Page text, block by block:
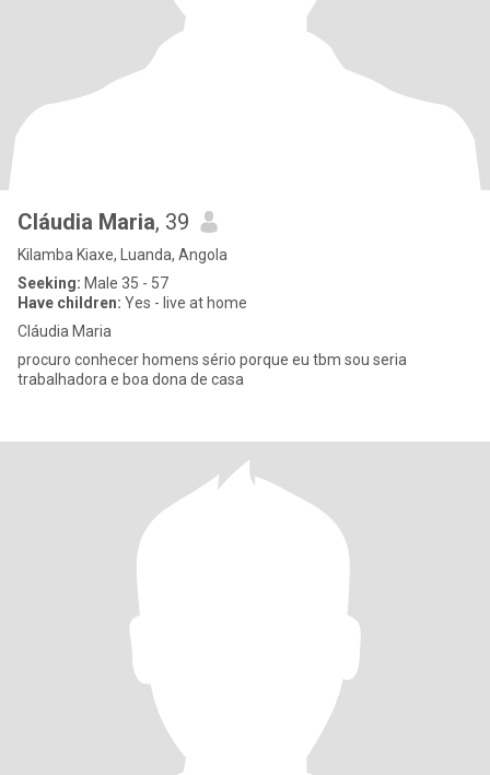
Cláudia Maria, 39
Kilamba Kiaxe, Luanda, Angola
Seeking: Male 35 - 57
Have children: Yes - live at home
Cláudia Maria
procuro conhecer homens sério porque eu tbm sou seria
trabalhadora e boa dona de casa